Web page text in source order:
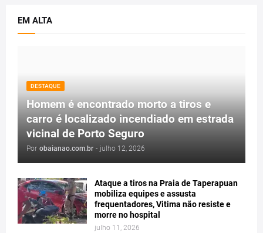
EM ALTA
DESTAQUE
Homem é encontrado morto a tiros e
carro é localizado incendiado em estrada
vicinal de Porto Seguro
Por obaianao.com.br - julho 12, 2026
Ataque a tiros na Praia de Taperapuan
mobiliza equipes e assusta
frequentadores, Vitima não resiste e
morre no hospital
julho 11, 2026